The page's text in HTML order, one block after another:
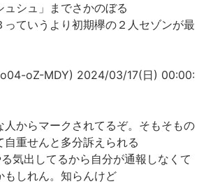
ュシュ」までさかのぼる
っていうより初期欅の２人セゾンが最
oZ-MDY) 2024/03/17(日) 00:00:
人からマークされてるぞ。そもそもの
自重せんと多分訴えられる
気出してるから自分が通報しなくて
もしれん。知らんけど